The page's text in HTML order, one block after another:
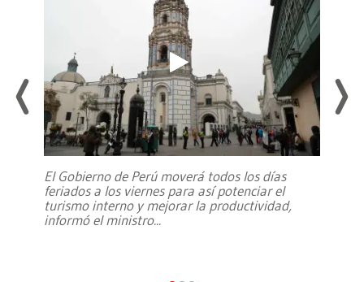
El Gobierno de Perú moverá todos los días
feriados a los viernes para así potenciar el
turismo interno y mejorar la productividad,
informó el ministro...